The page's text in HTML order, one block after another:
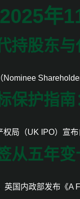
2025年
持股东
Nominee
保护指
权局（UK IPO）宣
从五年
英国内政部发布《A